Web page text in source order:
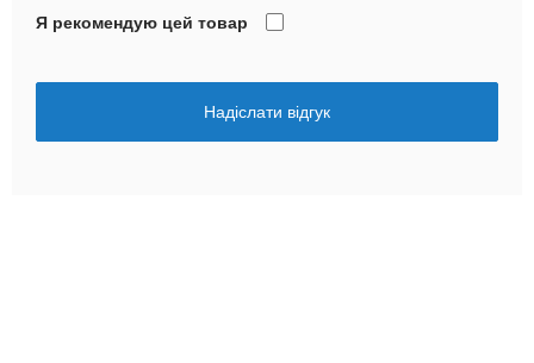
Я рекомендую цей товар
Надіслати відгук